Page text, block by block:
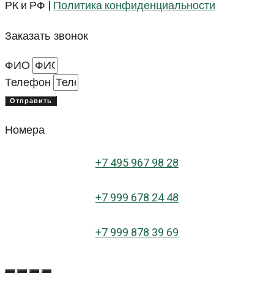
РК и РФ |Политика конфиденциальности
Заказать звонок
ФИО
Телефон
Отправить
Номера
+7 495 967 98 28
+7 999 678 24 48
+7 999 878 39 69